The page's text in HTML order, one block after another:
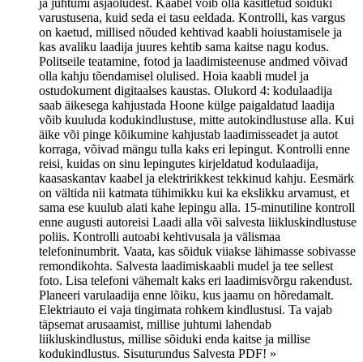
ja juhtumi asjaoludest. Kaabel võib olla käsitletud sõiduki
varustusena, kuid seda ei tasu eeldada. Kontrolli, kas vargus
on kaetud, millised nõuded kehtivad kaabli hoiustamisele ja
kas avaliku laadija juures kehtib sama kaitse nagu kodus.
Politseile teatamine, fotod ja laadimisteenuse andmed võivad
olla kahju tõendamisel olulised. Hoia kaabli mudel ja
ostudokument digitaalses kaustas. Olukord 4: kodulaadija
saab äikesega kahjustada Hoone külge paigaldatud laadija
võib kuuluda kodukindlustuse, mitte autokindlustuse alla. Kui
äike või pinge kõikumine kahjustab laadimisseadet ja autot
korraga, võivad mängu tulla kaks eri lepingut. Kontrolli enne
reisi, kuidas on sinu lepingutes kirjeldatud kodulaadija,
kaasaskantav kaabel ja elektririkkest tekkinud kahju. Eesmärk
on vältida nii katmata tühimikku kui ka ekslikku arvamust, et
sama ese kuulub alati kahe lepingu alla. 15-minutiline kontroll
enne augusti autoreisi Laadi alla või salvesta liikluskindlustuse
poliis. Kontrolli autoabi kehtivusala ja välismaa
telefoninumbrit. Vaata, kas sõiduk viiakse lähimasse sobivasse
remondikohta. Salvesta laadimiskaabli mudel ja tee sellest
foto. Lisa telefoni vähemalt kaks eri laadimisvõrgu rakendust.
Planeeri varulaadija enne lõiku, kus jaamu on hõredamalt.
Elektriauto ei vaja tingimata rohkem kindlustusi. Ta vajab
täpsemat arusaamist, millise juhtumi lahendab
liikluskindlustus, millise sõiduki enda kaitse ja millise
kodukindlustus. Sisuturundus Salvesta PDF! »